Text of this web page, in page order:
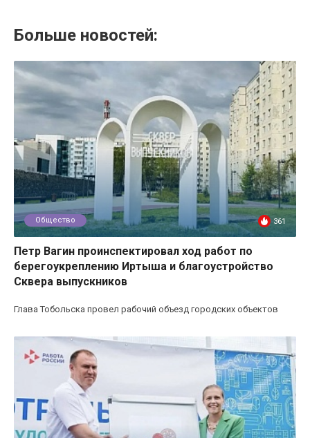
Больше новостей:
Общество 361
Петр Вагин проинспектировал ход работ по
берегоукреплению Иртыша и благоустройство
Сквера выпускников
Глава Тобольска провел рабочий объезд городских объектов